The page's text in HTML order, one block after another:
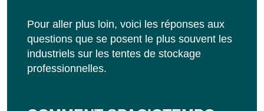
Pour aller plus loin, voici les réponses aux
questions que se posent le plus souvent les
industriels sur les tentes de stockage
professionnelles.